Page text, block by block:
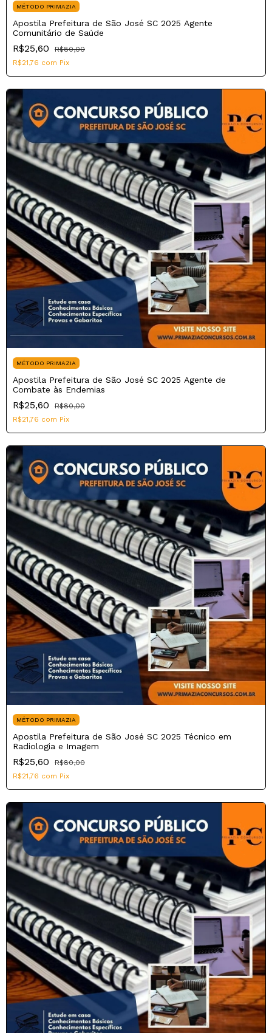
MÉTODO PRIMAZIA
Apostila Prefeitura de São José SC 2025 Agente
Comunitário de Saúde
R$25,60
R$80,00
R$21,76 com Pix
MÉTODO PRIMAZIA
Apostila Prefeitura de São José SC 2025 Agente de
Combate às Endemias
R$25,60
R$80,00
R$21,76 com Pix
MÉTODO PRIMAZIA
Apostila Prefeitura de São José SC 2025 Técnico em
Radiologia e Imagem
R$25,60
R$80,00
R$21,76 com Pix